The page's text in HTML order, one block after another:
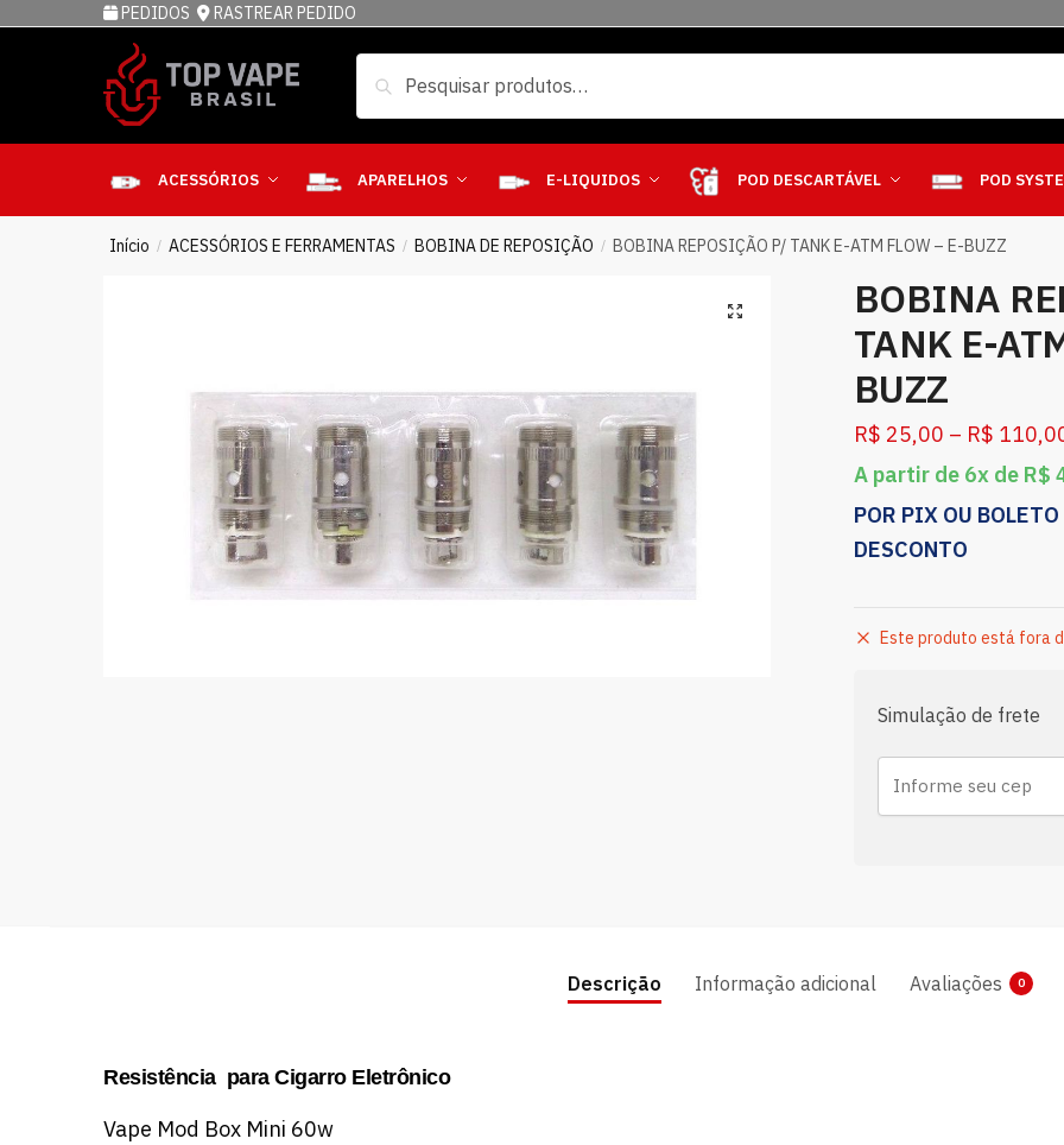
PEDIDOS RASTREAR PEDIDO
ACESSÓRIOS APARELHOS E-LIQUIDOS POD DESCARTÁVEL POD
Início / ACESSÓRIOS E FERRAMENTAS / BOBINA DE REPOSIÇÃO / BOBINA REPOSIÇÃO P/ TANK E-ATM FLOW – E-BUZZ
BOBINA
TANK E-
BUZZ
R$ 25,00 – R$
A partir de 6x de R$
POR PIX OU BOLETO
DESCONTO
Este produto está fora
Simulação de frete
Descrição Informação adicional Avaliações 0
Resistência para Cigarro Eletrônico
Vape Mod Box Mini 60w